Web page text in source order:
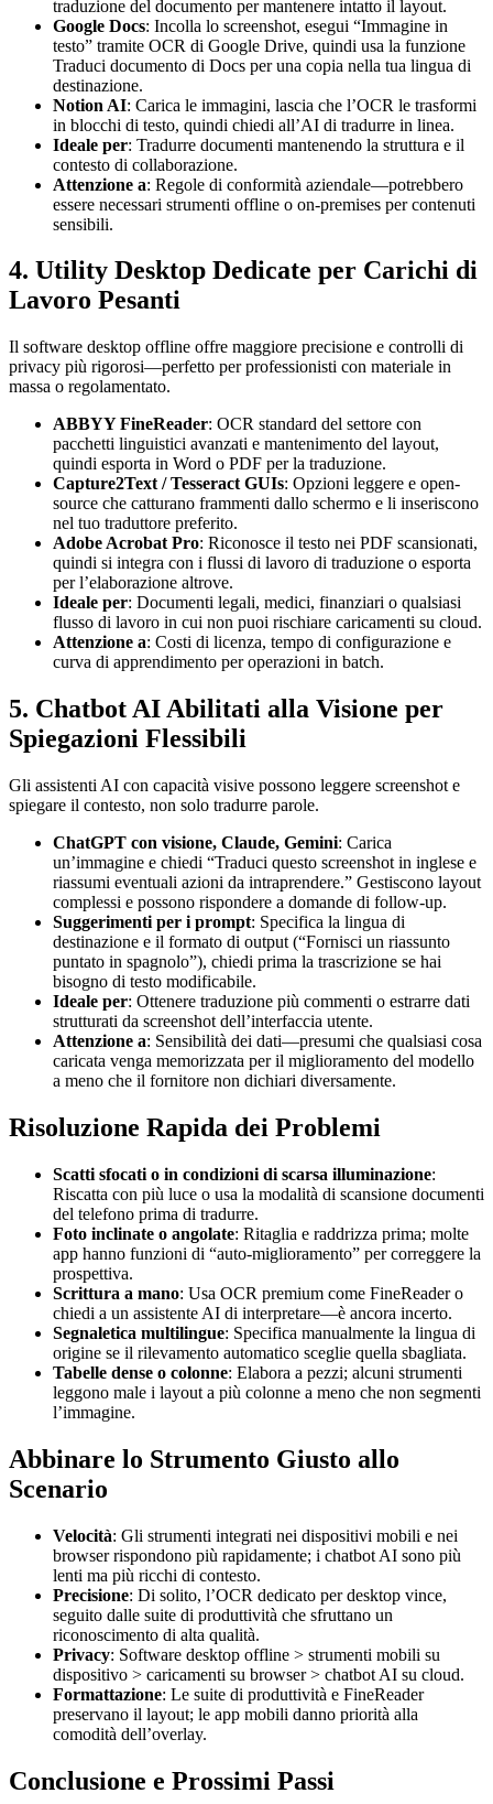
traduzione del documento per mantenere intatto il layout.
Google Docs: Incolla lo screenshot, esegui “Immagine in
testo” tramite OCR di Google Drive, quindi usa la funzione
Traduci documento di Docs per una copia nella tua lingua di
destinazione.
Notion AI: Carica le immagini, lascia che l’OCR le trasformi
in blocchi di testo, quindi chiedi all’AI di tradurre in linea.
Ideale per: Tradurre documenti mantenendo la struttura e il
contesto di collaborazione.
Attenzione a: Regole di conformità aziendale—potrebbero
essere necessari strumenti offline o on-premises per contenuti
sensibili.
4. Utility Desktop Dedicate per Carichi di
Lavoro Pesanti
Il software desktop offline offre maggiore precisione e controlli di
privacy più rigorosi—perfetto per professionisti con materiale in
massa o regolamentato.
ABBYY FineReader: OCR standard del settore con
pacchetti linguistici avanzati e mantenimento del layout,
quindi esporta in Word o PDF per la traduzione.
Capture2Text / Tesseract GUIs: Opzioni leggere e open-
source che catturano frammenti dallo schermo e li inseriscono
nel tuo traduttore preferito.
Adobe Acrobat Pro: Riconosce il testo nei PDF scansionati,
quindi si integra con i flussi di lavoro di traduzione o esporta
per l’elaborazione altrove.
Ideale per: Documenti legali, medici, finanziari o qualsiasi
flusso di lavoro in cui non puoi rischiare caricamenti su cloud.
Attenzione a: Costi di licenza, tempo di configurazione e
curva di apprendimento per operazioni in batch.
5. Chatbot AI Abilitati alla Visione per
Spiegazioni Flessibili
Gli assistenti AI con capacità visive possono leggere screenshot e
spiegare il contesto, non solo tradurre parole.
ChatGPT con visione, Claude, Gemini: Carica
un’immagine e chiedi “Traduci questo screenshot in inglese e
riassumi eventuali azioni da intraprendere.” Gestiscono layout
complessi e possono rispondere a domande di follow-up.
Suggerimenti per i prompt: Specifica la lingua di
destinazione e il formato di output (“Fornisci un riassunto
puntato in spagnolo”), chiedi prima la trascrizione se hai
bisogno di testo modificabile.
Ideale per: Ottenere traduzione più commenti o estrarre dati
strutturati da screenshot dell’interfaccia utente.
Attenzione a: Sensibilità dei dati—presumi che qualsiasi cosa
caricata venga memorizzata per il miglioramento del modello
a meno che il fornitore non dichiari diversamente.
Risoluzione Rapida dei Problemi
Scatti sfocati o in condizioni di scarsa illuminazione:
Riscatta con più luce o usa la modalità di scansione documenti
del telefono prima di tradurre.
Foto inclinate o angolate: Ritaglia e raddrizza prima; molte
app hanno funzioni di “auto-miglioramento” per correggere la
prospettiva.
Scrittura a mano: Usa OCR premium come FineReader o
chiedi a un assistente AI di interpretare—è ancora incerto.
Segnaletica multilingue: Specifica manualmente la lingua di
origine se il rilevamento automatico sceglie quella sbagliata.
Tabelle dense o colonne: Elabora a pezzi; alcuni strumenti
leggono male i layout a più colonne a meno che non segmenti
l’immagine.
Abbinare lo Strumento Giusto allo
Scenario
Velocità: Gli strumenti integrati nei dispositivi mobili e nei
browser rispondono più rapidamente; i chatbot AI sono più
lenti ma più ricchi di contesto.
Precisione: Di solito, l’OCR dedicato per desktop vince,
seguito dalle suite di produttività che sfruttano un
riconoscimento di alta qualità.
Privacy: Software desktop offline > strumenti mobili su
dispositivo > caricamenti su browser > chatbot AI su cloud.
Formattazione: Le suite di produttività e FineReader
preservano il layout; le app mobili danno priorità alla
comodità dell’overlay.
Conclusione e Prossimi Passi